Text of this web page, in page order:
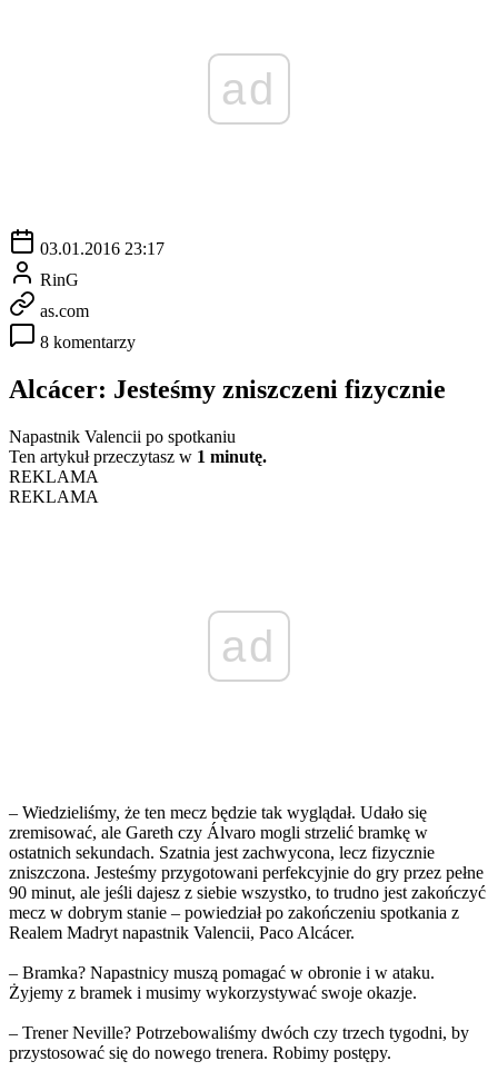
ad
03.01.2016 23:17
RinG
as.com
8 komentarzy
Alcácer: Jesteśmy zniszczeni fizycznie
Napastnik Valencii po spotkaniu
Ten artykuł przeczytasz w 1 minutę.
REKLAMA
REKLAMA
ad
– Wiedzieliśmy, że ten mecz będzie tak wyglądał. Udało się
zremisować, ale Gareth czy Álvaro mogli strzelić bramkę w
ostatnich sekundach. Szatnia jest zachwycona, lecz fizycznie
zniszczona. Jesteśmy przygotowani perfekcyjnie do gry przez pełne
90 minut, ale jeśli dajesz z siebie wszystko, to trudno jest zakończyć
mecz w dobrym stanie – powiedział po zakończeniu spotkania z
Realem Madryt napastnik Valencii, Paco Alcácer.
– Bramka? Napastnicy muszą pomagać w obronie i w ataku.
Żyjemy z bramek i musimy wykorzystywać swoje okazje.
– Trener Neville? Potrzebowaliśmy dwóch czy trzech tygodni, by
przystosować się do nowego trenera. Robimy postępy.